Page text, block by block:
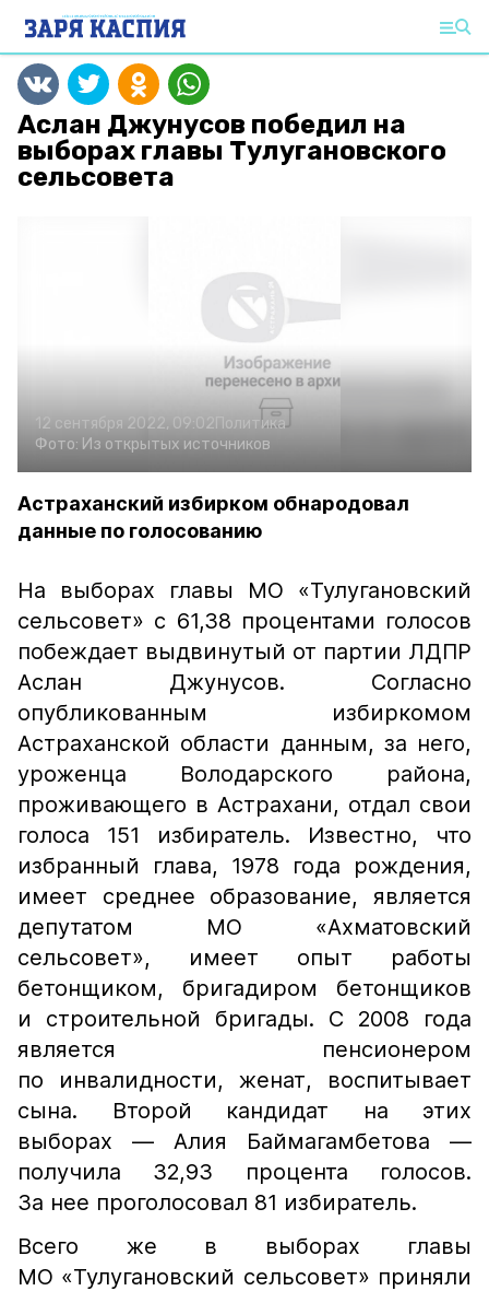
Аслан Джунусов победил на
выборах главы Тулугановского
сельсовета
12 сентября 2022, 09:02Политика
Фото: Из открытых источников
Астраханский избирком обнародовал
данные по голосованию
На выборах главы МО «Тулугановский
сельсовет» с 61,38 процентами голосов
побеждает выдвинутый от партии ЛДПР
Аслан Джунусов. Согласно
опубликованным избиркомом
Астраханской области данным, за него,
уроженца Володарского района,
проживающего в Астрахани, отдал свои
голоса 151 избиратель. Известно, что
избранный глава, 1978 года рождения,
имеет среднее образование, является
депутатом МО «Ахматовский
сельсовет», имеет опыт работы
бетонщиком, бригадиром бетонщиков
и строительной бригады. С 2008 года
является пенсионером
по инвалидности, женат, воспитывает
сына. Второй кандидат на этих
выборах — Алия Баймагамбетова —
получила 32,93 процента голосов.
За нее проголосовал 81 избиратель.
Всего же в выборах главы
МО «Тулугановский сельсовет» приняли